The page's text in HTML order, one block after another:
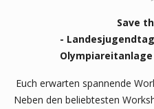
Save
-
Euch erwarten spannende
Neben den beliebtesten